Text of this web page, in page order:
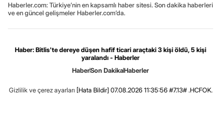
Haberler.com: Türkiye’nin en kapsamlı haber sitesi. Son dakika haberleri
ve en güncel gelişmeler Haberler.com’da.
Haber: Bitlis'te dereye düşen hafif ticari araçtaki 3 kişi öldü, 5 kişi
yaralandı - Haberler
HaberSon DakikaHaberler
Gizlilik ve çerez ayarları [Hata Bildir] 07.08.2026 11:35:56 #7.13# .HCFOK.